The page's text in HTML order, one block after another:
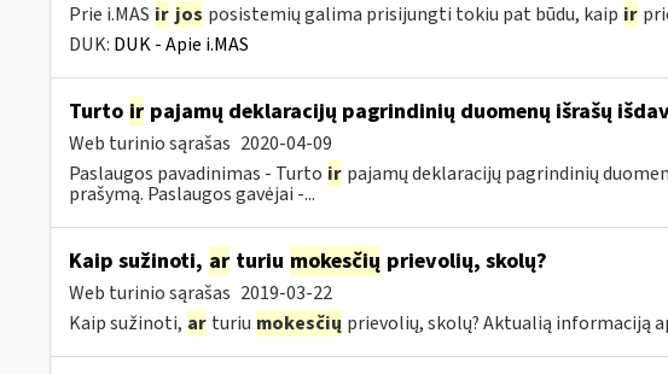
Prie i.MAS ir jos posistemių galima prisijungti tokiu pat būdu, kaip ir
DUK: DUK - Apie i.MAS
Turto irpajamų deklaracijų pagrindinių duomenų išrašų
Web turinio sąrašas 2020-04-09
Paslaugos pavadinimas - Turto ir pajamų deklaracijų pagrindinių
prašymą. Paslaugos gavėjai -...
Kaip sužinoti, arturiu mokesčių prievolių, skolų?
Web turinio sąrašas 2019-03-22
Kaip sužinoti, ar turiu mokesčių prievolių, skolų? Aktualią informaciją